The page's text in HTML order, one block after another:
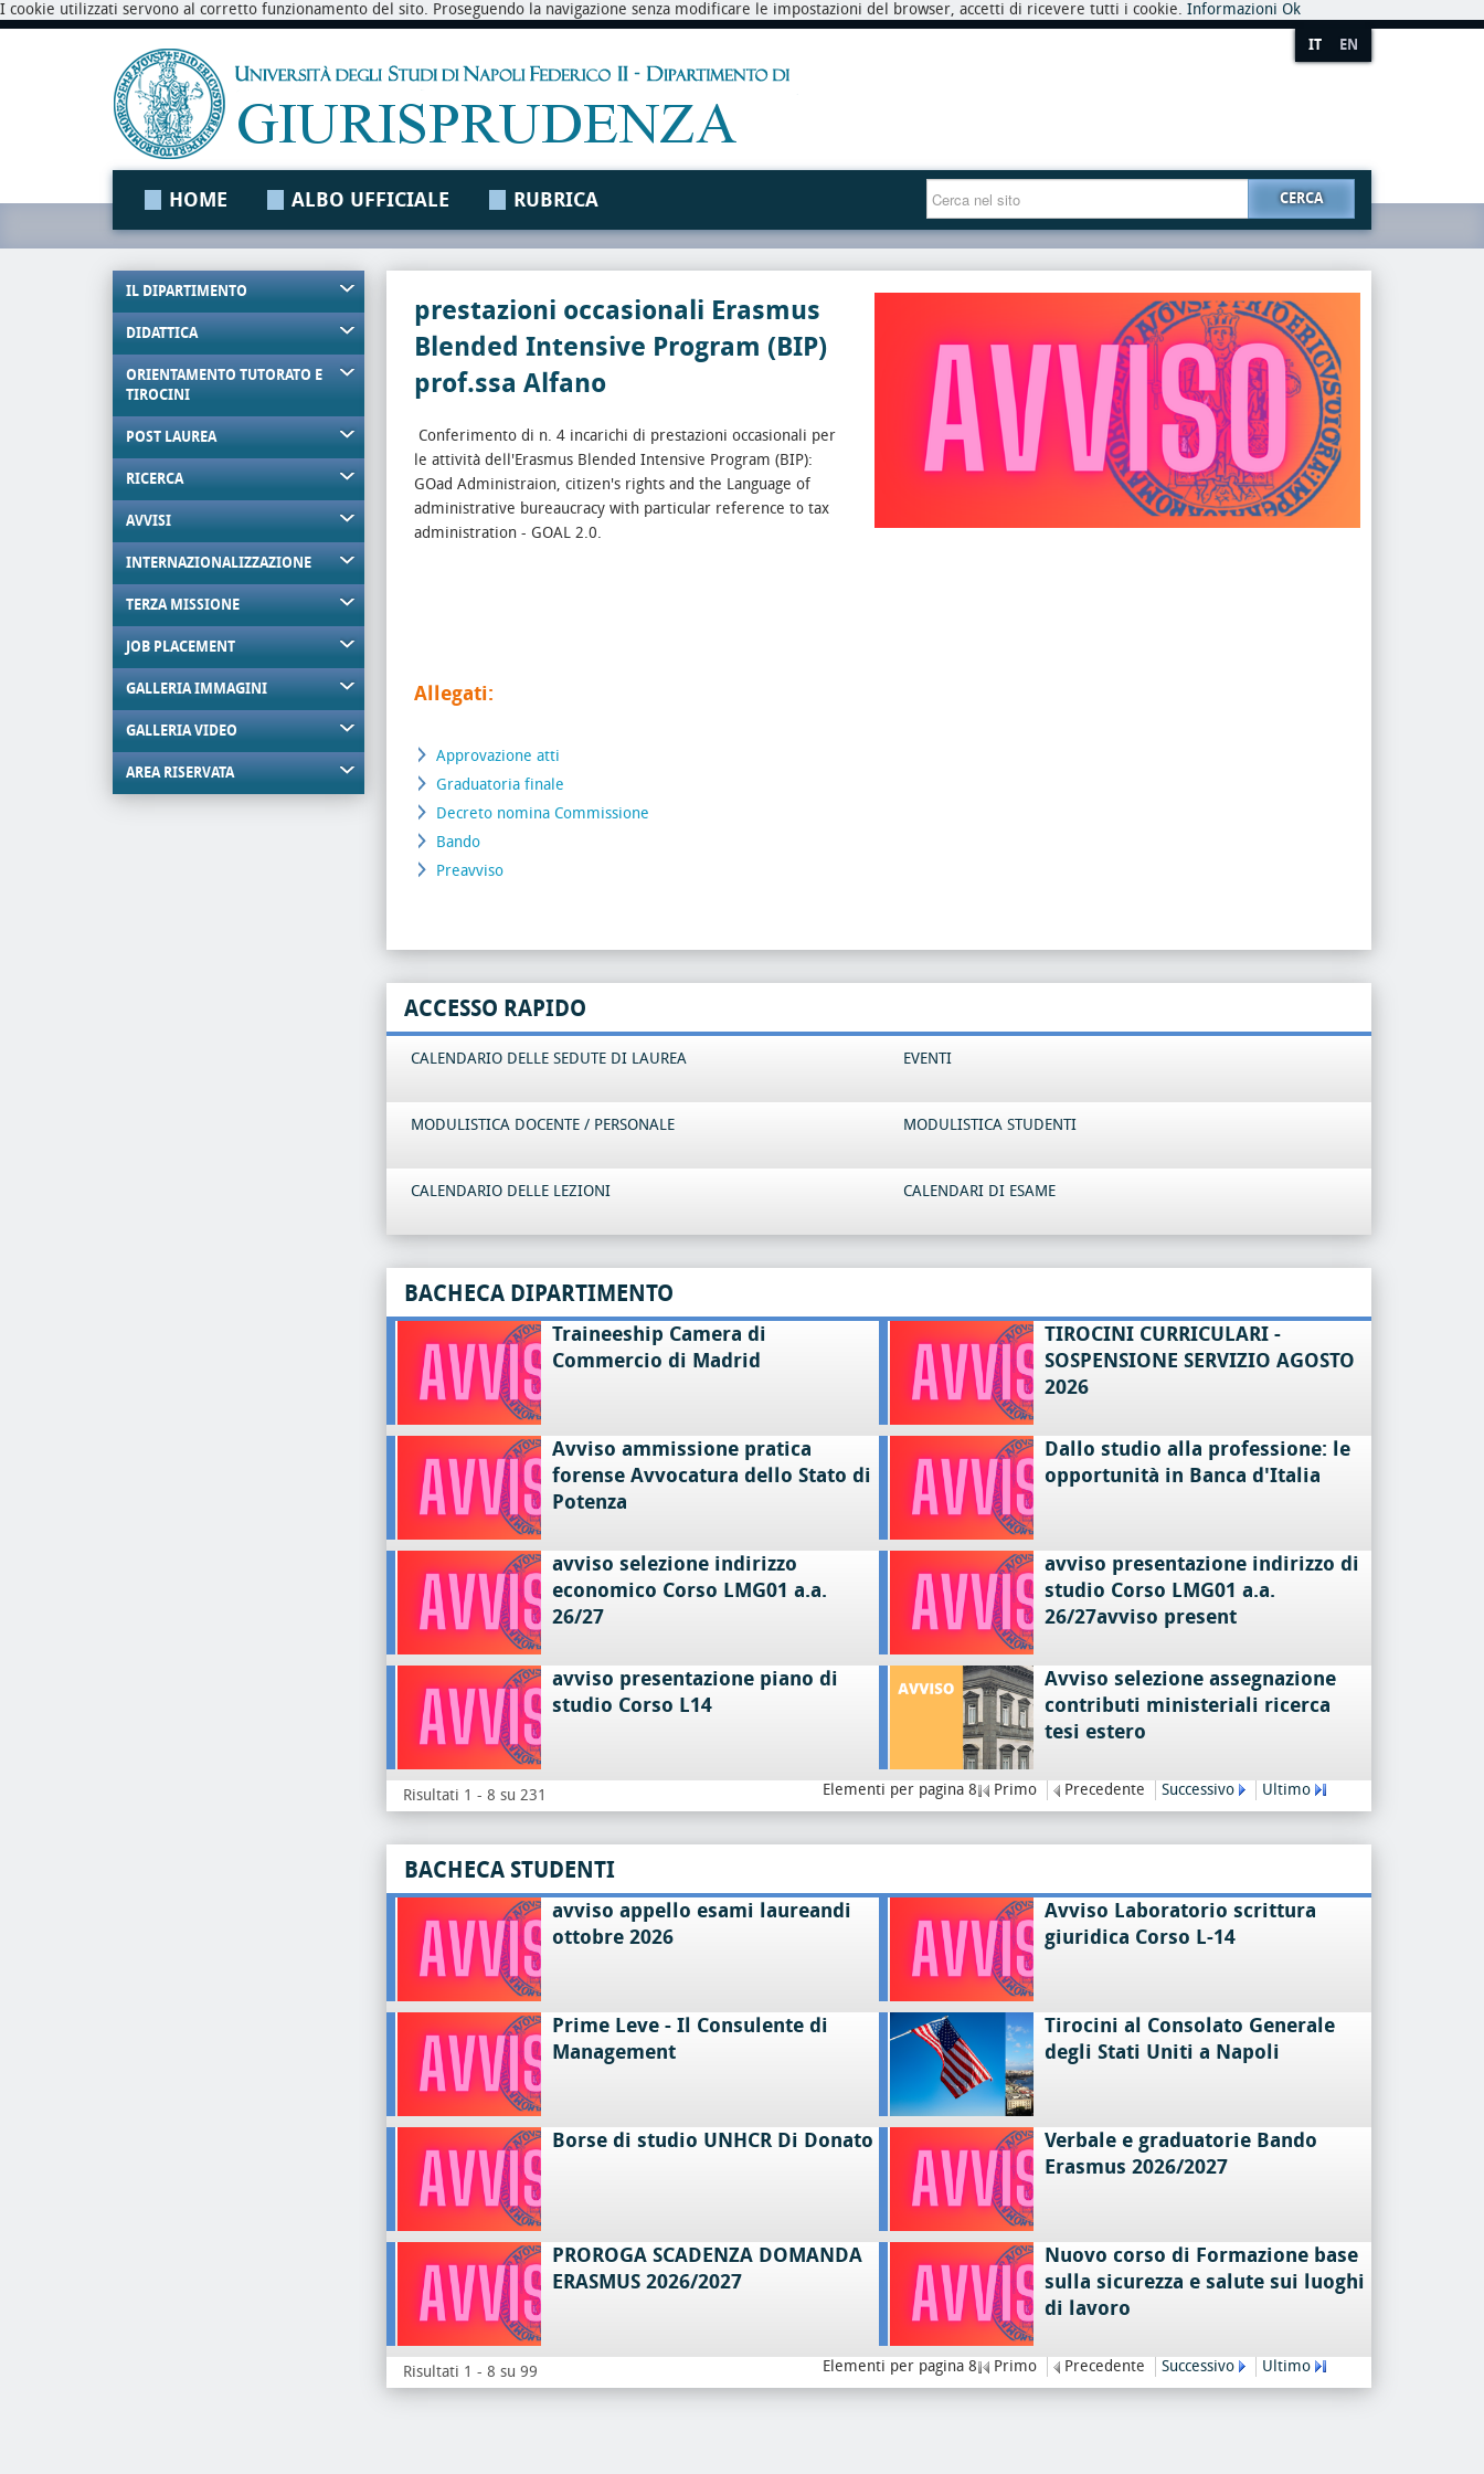
I cookie utilizzati servono al corretto funzionamento del sito. Proseguendo la navigazione senza modificare le impostazioni del browser, accetti di ricevere tutti i cookie. Informazioni Ok
IT EN
HOME ALBO UFFICIALE RUBRICA CERCA
IL DIPARTIMENTO
DIDATTICA
ORIENTAMENTO TUTORATO E
TIROCINI
POST LAUREA
RICERCA
AVVISI
INTERNAZIONALIZZAZIONE
TERZA MISSIONE
JOB PLACEMENT
GALLERIA IMMAGINI
GALLERIA VIDEO
AREA RISERVATA
prestazioni occasionali Erasmus
Blended Intensive Program (BIP)
prof.ssa Alfano
Conferimento di n. 4 incarichi di prestazioni occasionali per
le attività dell'Erasmus Blended Intensive Program (BIP):
GOad Administraion, citizen's rights and the Language of
administrative bureaucracy with particular reference to tax
administration - GOAL 2.0.
Allegati:
Approvazione atti
Graduatoria finale
Decreto nomina Commissione
Bando
Preavviso
ACCESSO RAPIDO
CALENDARIO DELLE SEDUTE DI LAUREA EVENTI
MODULISTICA DOCENTE / PERSONALE MODULISTICA STUDENTI
CALENDARIO DELLE LEZIONI CALENDARI DI ESAME
BACHECA DIPARTIMENTO
Traineeship Camera di
Commercio di Madrid
TIROCINI CURRICULARI -
SOSPENSIONE SERVIZIO AGOSTO
2026
Avviso ammissione pratica
forense Avvocatura dello Stato di
Potenza
Dallo studio alla professione: le
opportunità in Banca d'Italia
avviso selezione indirizzo
economico Corso LMG01 a.a.
26/27
avviso presentazione indirizzo di
studio Corso LMG01 a.a.
26/27avviso present
avviso presentazione piano di
studio Corso L14
Avviso selezione assegnazione
contributi ministeriali ricerca
tesi estero
Risultati 1 - 8 su 231 Elementi per pagina 8 Primo Precedente Successivo Ultimo
BACHECA STUDENTI
avviso appello esami laureandi
ottobre 2026
Avviso Laboratorio scrittura
giuridica Corso L-14
Prime Leve - Il Consulente di
Management
Tirocini al Consolato Generale
degli Stati Uniti a Napoli
Borse di studio UNHCR Di Donato
Verbale e graduatorie Bando
Erasmus 2026/2027
PROROGA SCADENZA DOMANDA
ERASMUS 2026/2027
Nuovo corso di Formazione base
sulla sicurezza e salute sui luoghi
di lavoro
Risultati 1 - 8 su 99 Elementi per pagina 8 Primo Precedente Successivo Ultimo